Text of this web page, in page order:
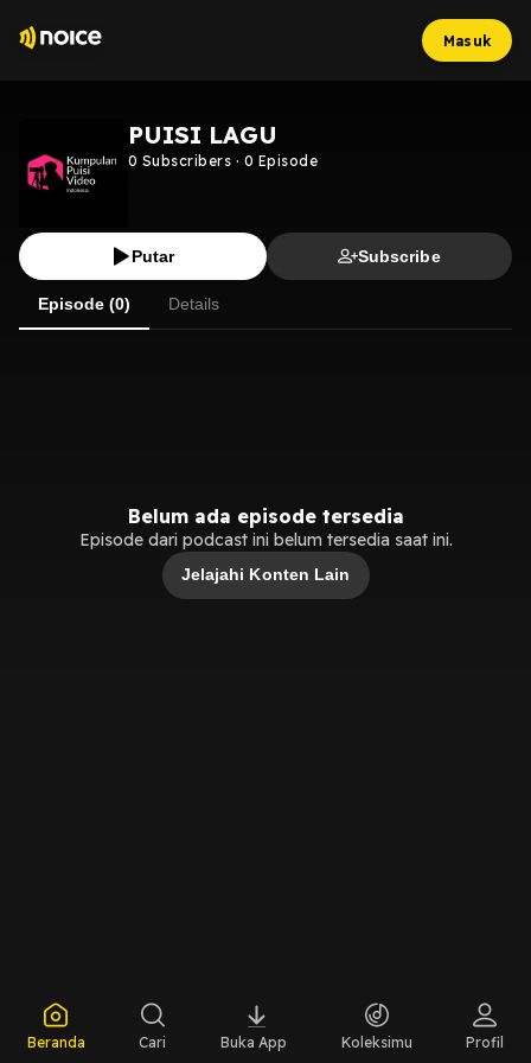
Masuk
PUISI LAGU
0 Subscribers · 0 Episode
Putar Subscribe
Episode (0) Details
Belum ada episode tersedia
Episode dari podcast ini belum tersedia saat ini.
Jelajahi Konten Lain
Beranda Cari Buka App Koleksimu Profil